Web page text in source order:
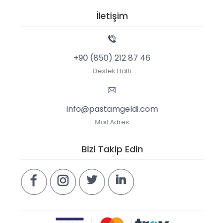
İletişim
+90 (850) 212 87 46
Destek Hattı
info@pastamgeldi.com
Mail Adres
Bizi Takip Edin